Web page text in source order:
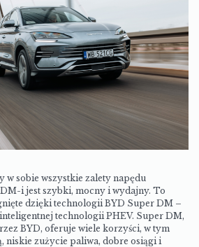
w sobie wszystkie zalety napędu
i jest szybki, mocny i wydajny. To
dzięki technologii BYD Super DM –
technologii PHEV. Super DM,
BYD, oferuje wiele korzyści, w tym
niskie zużycie paliwa, dobre osiągi i